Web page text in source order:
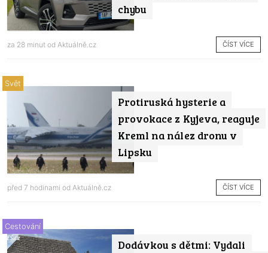
chybu
za 28 minut od Aktuálně.cz ČÍST VÍCE
Protiruská hysterie a
provokace z Kyjeva, reaguje
Kreml na nález dronu v
Lipsku
Svět
před 7 hodinami od Aktuálně.cz ČÍST VÍCE
Dodávkou s dětmi: Vydali
Cestování